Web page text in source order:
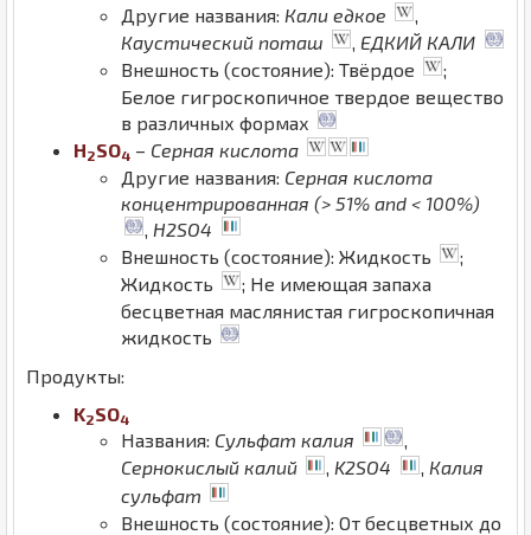
Другие названия: Кали едкое
Каустический поташ
ЕДКИЙ КАЛИ
Внешность (состояние): Твёрдое
;
Белое гигроскопичное твердое вещество
в различных формах
H2SO4 – Серная кислота
Другие названия: Серная кислота
концентрированная (> 51% and < 100%)
, H2SO4
Внешность (состояние): Жидкость
;
Жидкость
; Не имеющая запаха
бесцветная маслянистая гигроскопичная
жидкость
Продукты:
K2SO4
Названия: Сульфат калия
,
Сернокислый калий
, K2SO4 , Калия
сульфат
Внешность (состояние): От бесцветных до